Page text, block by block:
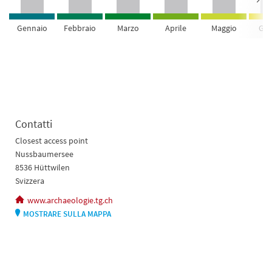
Gennaio Febbraio Marzo Aprile Maggio
Contatti
Closest access point
Nussbaumersee
8536 Hüttwilen
Svizzera
www.archaeologie.tg.ch
MOSTRARE SULLA MAPPA